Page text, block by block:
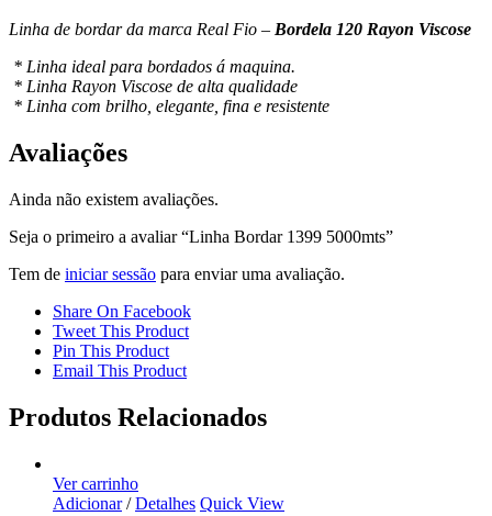
Linha de bordar da marca Real Fio – Bordela 120 Rayon Viscose
* Linha ideal para bordados á maquina.
* Linha Rayon Viscose de alta qualidade
* Linha com brilho, elegante, fina e resistente
Avaliações
Ainda não existem avaliações.
Seja o primeiro a avaliar “Linha Bordar 1399 5000mts”
Tem de iniciar sessão para enviar uma avaliação.
Share On Facebook
Tweet This Product
Pin This Product
Email This Product
Produtos Relacionados
Ver carrinho
Adicionar/ Detalhes Quick View